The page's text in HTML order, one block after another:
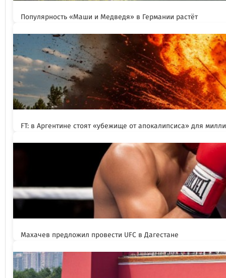
Популярность «Маши и Медведя» в Германии растёт
FT: в Аргентине стоят «убежище от апокалипсиса» для
Махачев предложил провести UFC в Дагестане